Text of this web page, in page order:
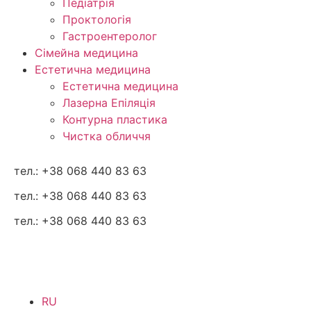
Проктологія
Гастроентеролог
Сімейна медицина
Естетична медицина
Естетична медицина
Лазерна Епіляція
Контурна пластика
Чистка обличчя
тел.: +38 068 440 83 63
тел.: +38 068 440 83 63
тел.: +38 068 440 83 63
RU